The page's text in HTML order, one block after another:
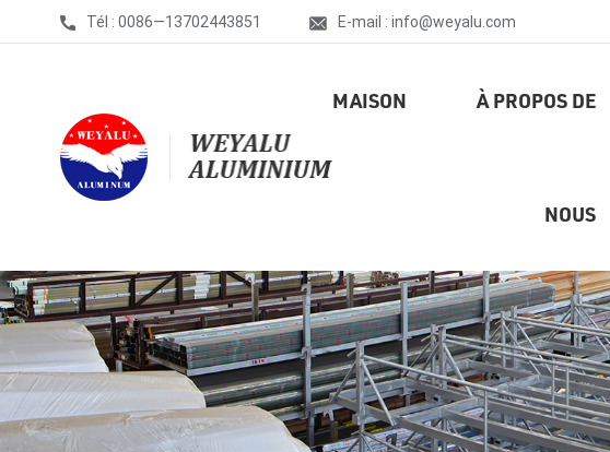
Tél : 0086—13702443851 E-mail : info@weyalu.com
MAISON À PROPOS DE
NOUS